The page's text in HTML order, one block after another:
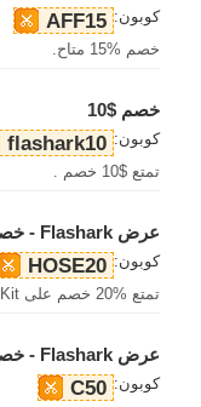
كوبون: AFF15
خصم %15 متاح.
خصم $10
كوبون: flashark10
تمتع $10 خصم .
عرض Flashark - خصم %20
كوبون: HOSE20
تمتع %20 خصم على Coolant Hose Kit في Flasharkracing.com.
عرض Flashark - خصم %50
كوبون: C50